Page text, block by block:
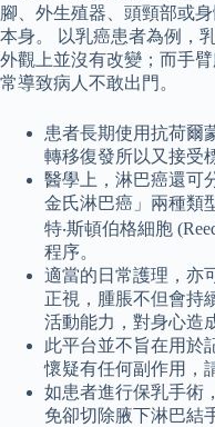
腳、外生殖器、頭頸部或
本身。 以乳癌患者為例，
外觀上並沒有改變；而手
常導致病人不敢出門。
患者長期使用抗荷爾
轉移復發所以又接受
醫學上，淋巴癌還可
金氏淋巴癌」兩種類
特‧斯頓伯格細胞
程序。
適當的日常護理，亦
正視，腫脹不但會持
活動能力，對身心造
此平台並不旨在用於
懷疑有任何副作用，
如患者進行保乳手術
免卻切除腋下淋巴結